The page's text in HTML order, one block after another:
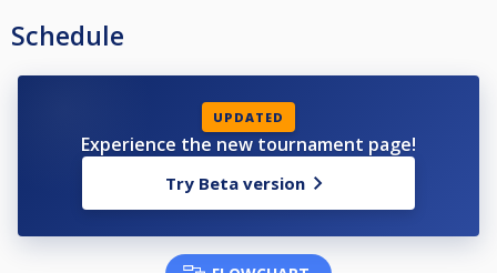
Schedule
UPDATED
Experience the new tournament page!
Try Beta version